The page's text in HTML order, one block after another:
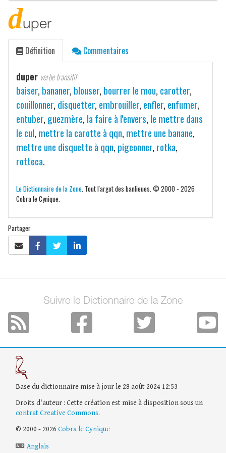
duper
Définition Commentaires
duper verbe transitif
baiser, bananer, blouser, bourrer le mou, carotter,
couillonner, disquetter, embrouiller, enfler, enfumer,
entuber, guezmère, la faire à l'envers, le mettre dans
le cul, mettre la carotte à qqn, mettre une banane,
mettre une disquette à qqn, pigeonner, rotka,
rotteca.
Le Dictionnaire de la Zone . Tout l'argot des banlieues. © 2000 - 2026
Cobra le Cynique.
Partager
Suivre le Dictionnaire de la Zone
Base du dictionnaire mise à jour le 28 août 2024 12:53
Droits d'auteur : Cette création est mise à disposition sous un
contrat Creative Commons.
© 2000 - 2026 Cobra le Cynique
Anglais